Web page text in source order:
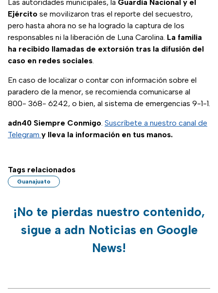
Las autoridades municipales, la Guardia Nacional y el
Ejército se movilizaron tras el reporte del secuestro,
pero hasta ahora no se ha logrado la captura de los
responsables ni la liberación de Luna Carolina. La familia
ha recibido llamadas de extorsión tras la difusión del
caso en redes sociales.
En caso de localizar o contar con información sobre el
paradero de la menor, se recomienda comunicarse al
800- 368- 6242, o bien, al sistema de emergencias 9-1-1.
adn40 Siempre Conmigo. Suscríbete a nuestro canal de
Telegram y lleva la información en tus manos.
Tags relacionados
Guanajuato
¡No te pierdas nuestro contenido,
sigue a adn Noticias en Google
News!